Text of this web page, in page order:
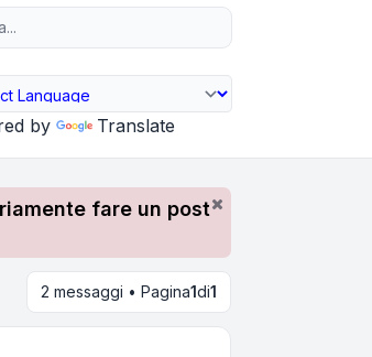
by Translate
fare un post
2 messaggi • Pagina1di1